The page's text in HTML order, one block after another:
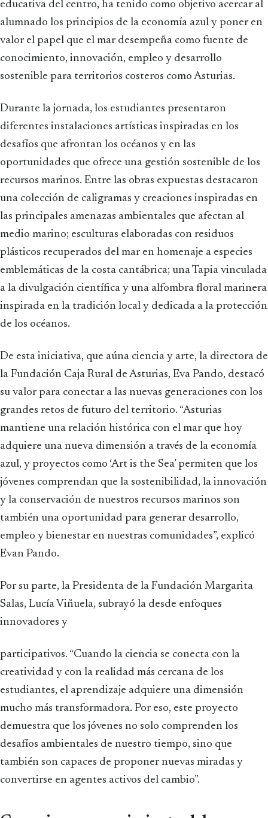
educativa del centro, ha tenido como objetivo acercar al
alumnado los principios de la economía azul y poner en
valor el papel que el mar desempeña como fuente de
conocimiento, innovación, empleo y desarrollo
sostenible para territorios costeros como Asturias.
Durante la jornada, los estudiantes presentaron
diferentes instalaciones artísticas inspiradas en los
desafíos que afrontan los océanos y en las
oportunidades que ofrece una gestión sostenible de los
recursos marinos. Entre las obras expuestas destacaron
una colección de caligramas y creaciones inspiradas en
las principales amenazas ambientales que afectan al
medio marino; esculturas elaboradas con residuos
plásticos recuperados del mar en homenaje a especies
emblemáticas de la costa cantábrica; una Tapia vinculada
a la divulgación científica y una alfombra floral marinera
inspirada en la tradición local y dedicada a la protección
de los océanos.
De esta iniciativa, que aúna ciencia y arte, la directora de
la Fundación Caja Rural de Asturias, Eva Pando, destacó
su valor para conectar a las nuevas generaciones con los
grandes retos de futuro del territorio. “Asturias
mantiene una relación histórica con el mar que hoy
adquiere una nueva dimensión a través de la economía
azul, y proyectos como ‘Art is the Sea’ permiten que los
jóvenes comprendan que la sostenibilidad, la innovación
y la conservación de nuestros recursos marinos son
también una oportunidad para generar desarrollo,
empleo y bienestar en nuestras comunidades”, explicó
Evan Pando.
Por su parte, la Presidenta de la Fundación Margarita
Salas, Lucía Viñuela, subrayó la desde enfoques
innovadores y
participativos. “Cuando la ciencia se conecta con la
creatividad y con la realidad más cercana de los
estudiantes, el aprendizaje adquiere una dimensión
mucho más transformadora. Por eso, este proyecto
demuestra que los jóvenes no solo comprenden los
desafíos ambientales de nuestro tiempo, sino que
también son capaces de proponer nuevas miradas y
convertirse en agentes activos del cambio”.